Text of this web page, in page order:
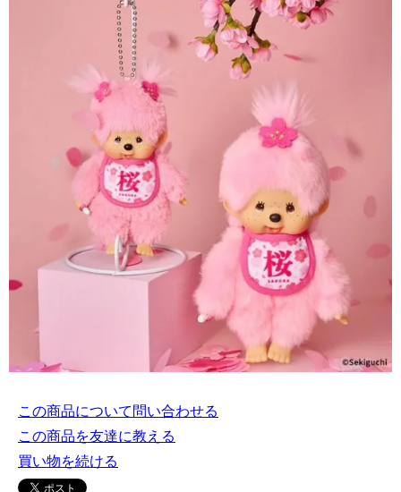
この商品について問い合わせる
この商品を友達に教える
買い物を続ける